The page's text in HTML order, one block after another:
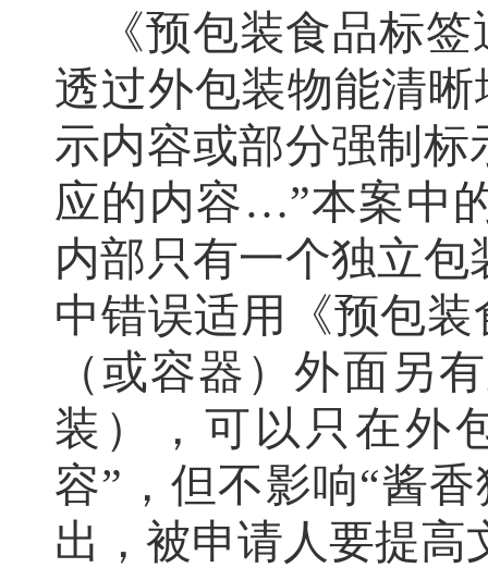
《预包装食品标
透过外包装物能清
示内容或部分强制标
应的内容…”本案中
内部只有一个独立包
中错误适用
《预包
（或容器）外面另
装）
， 可以只在外
容”，但不影响“酱
出，被申请人要提高